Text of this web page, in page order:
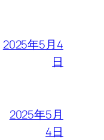
2025年5月4
日
2025年5月
4日